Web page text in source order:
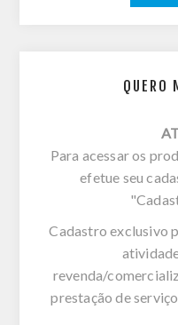
QUERO
Para acessar os
efetue seu
Cadastro exclusivo
revenda/
prestação de